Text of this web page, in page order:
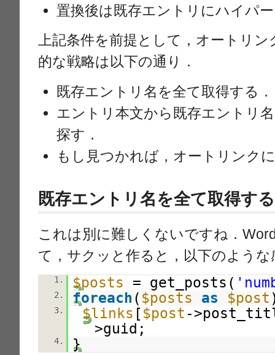
置換後は既存エントリにハイパ
上記条件を前提として，オートリ
的な戦略は以下の通り．
既存エントリ名を全て取得する．
エントリ本文から既存エントリ
探す．
もし見つかれば，オートリンク
既存エントリ名を全て取得する
これは別に難しくないですね．
て，サクッと作ると，以下のよう
1. $posts = get_posts(
2. foreach ( $posts as $post
3. $links [ $post -
>guid;
4. }